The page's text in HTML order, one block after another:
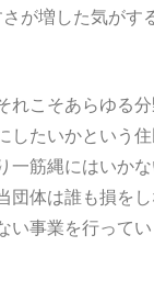
が増した気がす
れこそあらゆる
したいかという
一筋縄にはいか
団体は誰も損を
事業を行ってい